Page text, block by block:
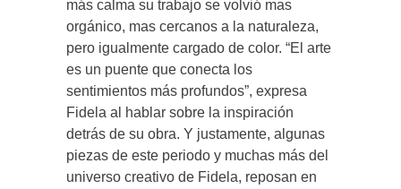
más calma su trabajo se volvió mas
orgánico, mas cercanos a la naturaleza,
pero igualmente cargado de color. “El arte
es un puente que conecta los
sentimientos más profundos”, expresa
Fidela al hablar sobre la inspiración
detrás de su obra. Y justamente, algunas
piezas de este periodo y muchas más del
universo creativo de Fidela, reposan en